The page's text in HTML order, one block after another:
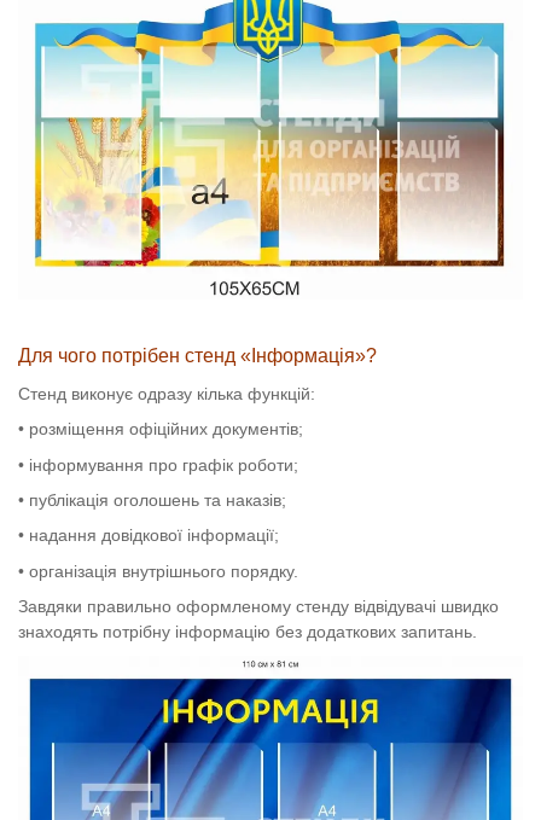
Для чого потрібен стенд «Інформація»?
Стенд виконує одразу кілька функцій:
• розміщення офіційних документів;
• інформування про графік роботи;
• публікація оголошень та наказів;
• надання довідкової інформації;
• організація внутрішнього порядку.
Завдяки правильно оформленому стенду відвідувачі швидко
знаходять потрібну інформацію без додаткових запитань.